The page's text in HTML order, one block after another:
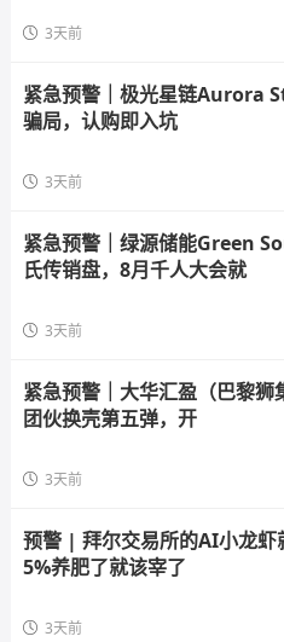
3天前
紧急预警｜极光星链Aurora
骗局，认购即入坑
3天前
紧急预警｜绿源储能Green
氏传销盘，8月千人大会就
3天前
紧急预警｜大华汇盈（巴黎狮
团伙换壳第五弹，开
3天前
预警 | 拜尔交易所的AI小龙虾
5%养肥了就该宰了
3天前